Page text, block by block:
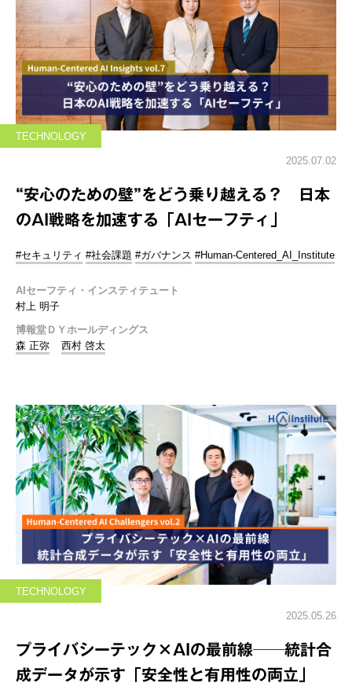
TECHNOLOGY
2025.07.02
“安心のための壁”をどう乗り越える？ 日本
のAI戦略を加速する「AIセーフティ」
#セキュリティ #社会課題 #ガバナンス #Human-Centered_AI_Institute
AIセーフティ・インスティテュート
村上 明子
博報堂ＤＹホールディングス
森 正弥
西村 啓太
TECHNOLOGY
2025.05.26
プライバシーテック×AIの最前線──統計合
成データが示す「安全性と有用性の両立」